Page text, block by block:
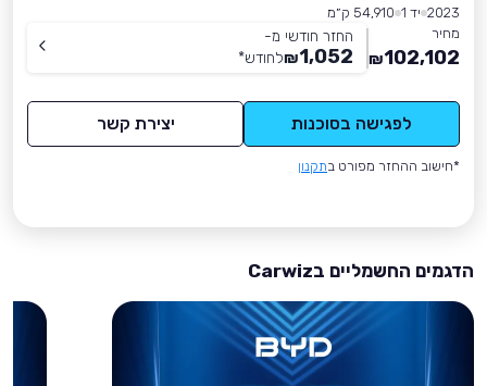
2023 יד 1
54,910 ק״מ
מחיר
102,102
₪
החזר חודשי מ-
1,052
₪לחודש*
לפגישה בסוכנות יצירת קשר
*חישוב ההחזר מפורט בתקנון
הדגמים החשמליים בCarwiz